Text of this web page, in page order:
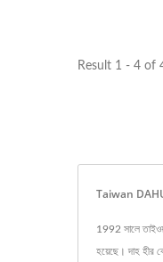
Result 1 - 4 of
Taiwan DAHU:
1992 সালে
হয়েছে। দাহ হীর